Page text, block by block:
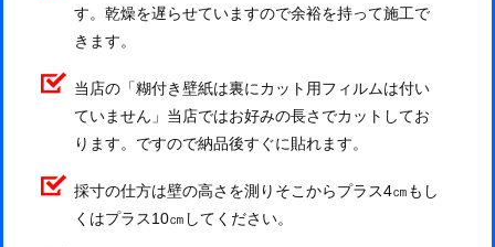
す。乾燥を遅らせていますので余裕を持って施工で
きます。
当店の「糊付き壁紙は裏にカット用フィルムは付い
ていません」当店ではお好みの長さでカットしてお
ります。ですので納品後すぐに貼れます。
採寸の仕方は壁の高さを測りそこからプラス4㎝もし
くはプラス10㎝してください。